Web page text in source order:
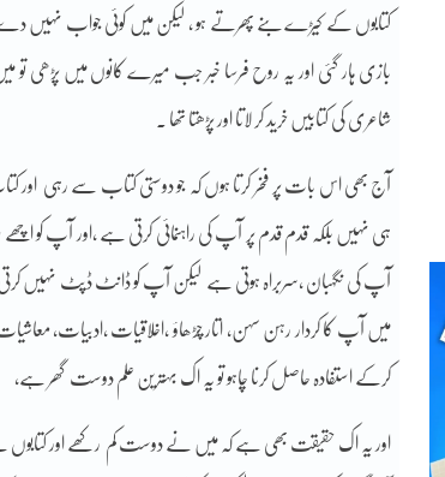
کتابوں کے کیڑے بنے پھرتے ہو ، لیکن میں کوئی جواب نہیں دے
بازی ہار گئی اور یہ روح فرسا خبر جب میرے کانوں میں پڑھی تو میں
شاعری کی کتابیں خرید کر لاتا اور پڑھتا تھا ۔
آج بھی اس بات پر فخر کرتا ہوں کہ جو دوستی کتاب سے رہی
ہی نہیں بلکہ قدم قدم پر آپ کی راہنمائی کرتی ہے ،اور آپ کو
آپ کی نگہبان ،سربراہ ہوتی ہے لیکن آپ کو ڈانٹ ڈپٹ نہیں
میں آپ کا کردار رہن سہن، اتار چڑھاؤ ،اخلاقیات ،ادبیات،
کرکے استفادہ حاصل کرنا چاہو تو یہ اک بہترین علم دوست گھر ہے،
اور یہ اک حقیقت بھی ہے کہ میں نے دوست کم رکھے اور کتابوں سے